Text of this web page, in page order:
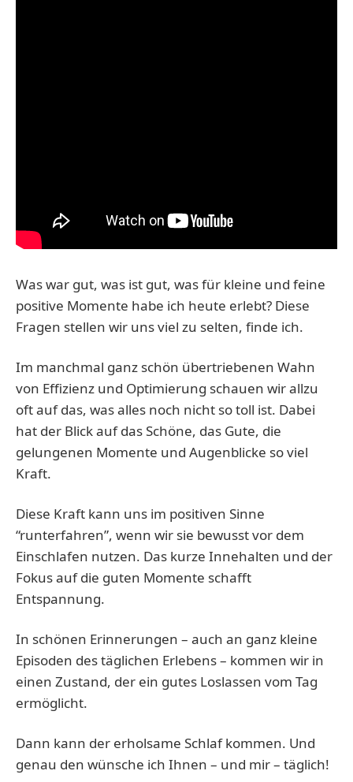
Was war gut, was ist gut, was für kleine und feine
positive Momente habe ich heute erlebt? Diese
Fragen stellen wir uns viel zu selten, finde ich.
Im manchmal ganz schön übertriebenen Wahn
von Effizienz und Optimierung schauen wir allzu
oft auf das, was alles noch nicht so toll ist. Dabei
hat der Blick auf das Schöne, das Gute, die
gelungenen Momente und Augenblicke so viel
Kraft.
Diese Kraft kann uns im positiven Sinne
“runterfahren”, wenn wir sie bewusst vor dem
Einschlafen nutzen. Das kurze Innehalten und der
Fokus auf die guten Momente schafft
Entspannung.
In schönen Erinnerungen – auch an ganz kleine
Episoden des täglichen Erlebens – kommen wir in
einen Zustand, der ein gutes Loslassen vom Tag
ermöglicht.
Dann kann der erholsame Schlaf kommen. Und
genau den wünsche ich Ihnen – und mir – täglich!